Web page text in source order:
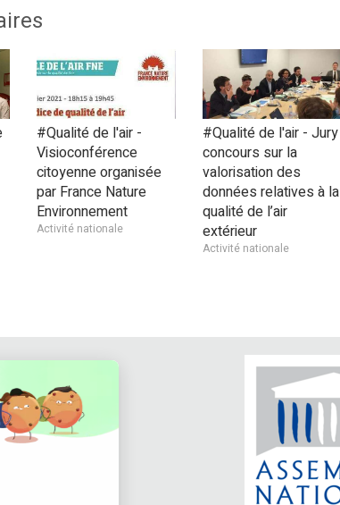
#Qualité de l'air -
Visioconférence
citoyenne organisée
par France Nature
Environnement
Activité nationale
#Qualité de l'air - Jury
concours sur la
valorisation des
données relatives à la
qualité de l’air
extérieur
Activité nationale